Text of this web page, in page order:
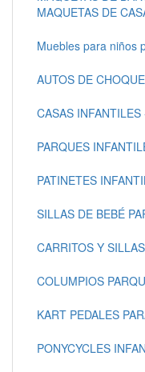
MAQUETAS DE
Muebles para niños
AUTOS DE
CASAS
PARQUES
PATINETES
SILLAS DE BEBÉ
CARRITOS Y
COLUMPIOS
KART PEDALES
PONYCYCLES